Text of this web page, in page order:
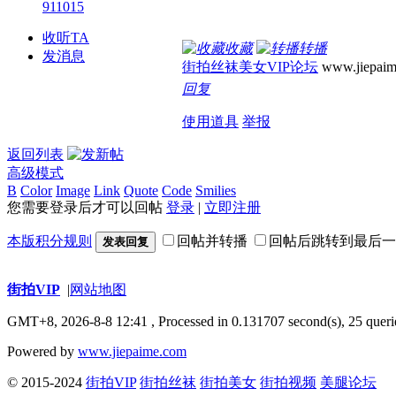
911015
收听TA
发消息
收藏
转播
街拍丝袜美女VIP论坛
回复
使用道具 举报
返回列表
高级模式
B Color Image Link Quote Code Smilies
您需要登录后才可以回帖 登录 | 立即注册
本版积分规则 发表回复 回帖并转播 回帖后跳转到最后
街拍VIP |网站地图
GMT+8, 2026-8-8 12:41 , Processed in 0.131707 second(s), 25
Powered by www.jiepaime.com
© 2015-2024 街拍VIP 街拍丝袜 街拍美女 街拍视频 美腿论坛